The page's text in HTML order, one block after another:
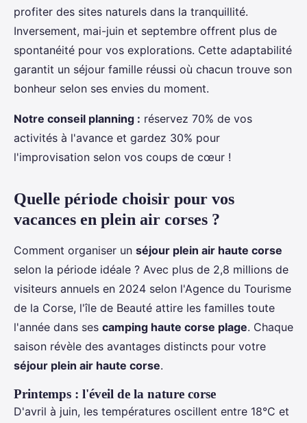
profiter des sites naturels dans la tranquillité.
Inversement, mai-juin et septembre offrent plus de
spontanéité pour vos explorations. Cette adaptabilité
garantit un séjour famille réussi où chacun trouve son
bonheur selon ses envies du moment.
Notre conseil planning : réservez 70% de vos
activités à l'avance et gardez 30% pour
l'improvisation selon vos coups de cœur !
Quelle période choisir pour vos
vacances en plein air corses ?
Comment organiser un séjour plein air haute corse
selon la période idéale ? Avec plus de 2,8 millions de
visiteurs annuels en 2024 selon l'Agence du Tourisme
de la Corse, l'île de Beauté attire les familles toute
l'année dans ses camping haute corse plage. Chaque
saison révèle des avantages distincts pour votre
séjour plein air haute corse.
Printemps : l'éveil de la nature corse
D'avril à juin, les températures oscillent entre 18°C et